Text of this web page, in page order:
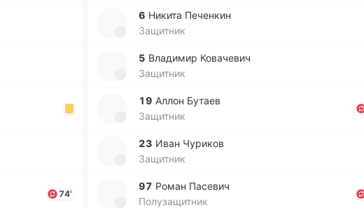
74'
6 Никита Пе­че­нкин
Защитник
5 Вла­ди­мир Ко­ва­че­вич
Защитник
19 Аллон Бутаев
Защитник
23 Иван Чу­ри­ков
Защитник
97 Роман Па­се­вич
Полузащитник